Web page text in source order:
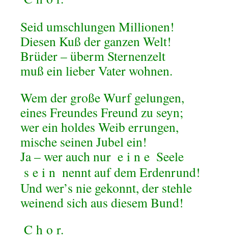
Seid umschlungen Millionen!
Diesen Kuß der ganzen Welt!
Brüder – überm Sternenzelt
muß ein lieber Vater wohnen.
Wem der große Wurf gelungen,
eines Freundes Freund zu seyn;
wer ein holdes Weib errungen,
mische seinen Jubel ein!
Ja – wer auch nur e i n e Seele
s e i n nennt auf dem Erdenrund!
Und wer’s nie gekonnt, der stehle
weinend sich aus diesem Bund!
C h o r.